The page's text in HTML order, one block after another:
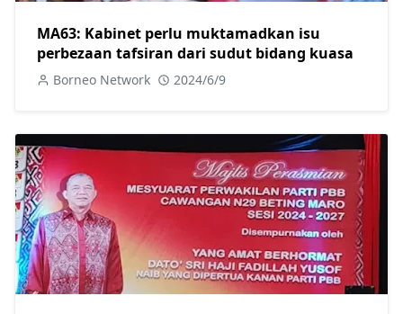
MA63: Kabinet perlu muktamadkan isu
perbezaan tafsiran dari sudut bidang kuasa
Borneo Network 2024/6/9